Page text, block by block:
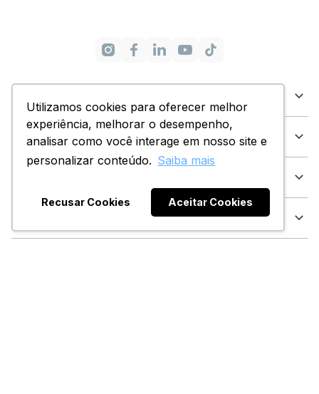
Utilizamos cookies para oferecer melhor
experiência, melhorar o desempenho,
analisar como você interage em nosso site e
personalizar conteúdo. Saiba mais
Recusar Cookies Aceitar Cookies
Dúvidas